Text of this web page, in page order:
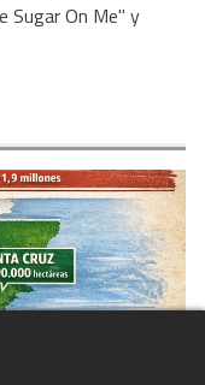
Sugar On Me" y